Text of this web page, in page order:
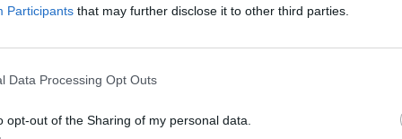
Participants that may further disclose it to other third parties.
Data Processing Opt Outs
opt-out of the Sharing of my personal data.
amb una mirada sobre la IA que sovint
la periodística. Com valora el
mitjans de comunicació sobre aquesta